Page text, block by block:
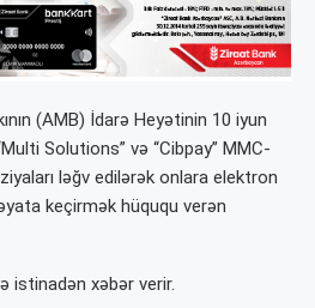
(AMB) İdarə Heyətinin 10 iyun
Solutions” və “Cibpay” MMC-
ləğv edilərək onlara elektron
keçirmək hüququ verən
istinadən xəbər verir.